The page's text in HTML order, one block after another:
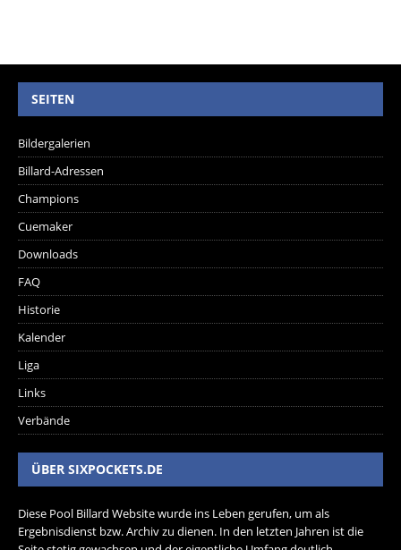
SEITEN
Bildergalerien
Billard-Adressen
Champions
Cuemaker
Downloads
FAQ
Historie
Kalender
Liga
Links
Verbände
ÜBER SIXPOCKETS.DE
Diese Pool Billard Website wurde ins Leben gerufen, um als
Ergebnisdienst bzw. Archiv zu dienen. In den letzten Jahren ist die